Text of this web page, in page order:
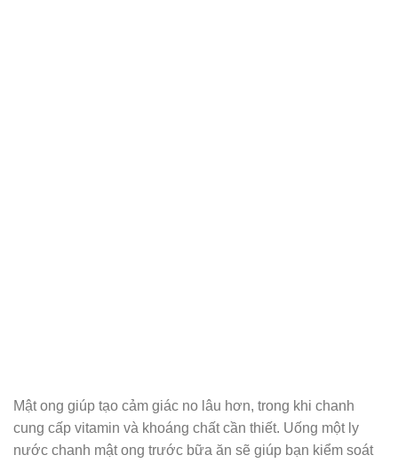
Mật ong giúp tạo cảm giác no lâu hơn, trong khi chanh
cung cấp vitamin và khoáng chất cần thiết. Uống một ly
nước chanh mật ong trước bữa ăn sẽ giúp bạn kiểm soát